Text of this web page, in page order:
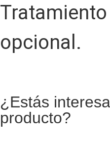
opcional.
¿Estás
producto?